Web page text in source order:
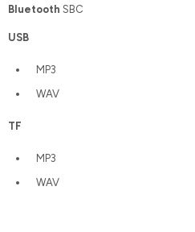
Bluetooth SBC
USB
MP3
WAV
TF
MP3
WAV